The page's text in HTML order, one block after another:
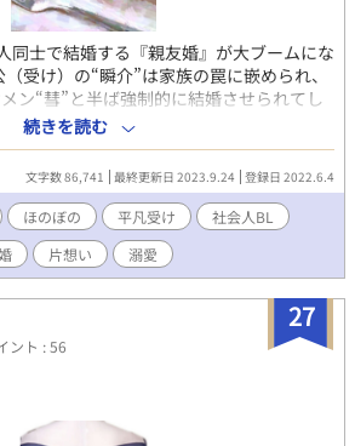
士で結婚する『親友婚』が大ブームにな
受け）の“瞬介”は家族の罠に嵌められ、
ン“彗”と半ば強制的に結婚させられてし
とをずっとただの幼馴染だと思っていた
特別な感情を抱くようになっていく。 美
真面目世話焼き受けのほのぼのBL。 漫画
続きを読む
文字数 86,741 最終更新日 2023.9.24 登録日 2022.6.4
ほのぼの 平凡受け
社会人BL
片想い 溺愛
27
ント : 56